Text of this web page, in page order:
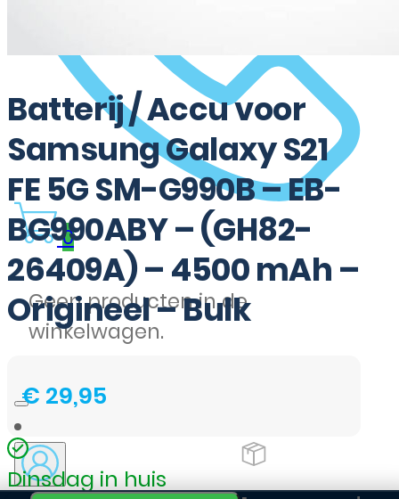
0
Geen producten in de
winkelwagen.
Batterij / Accu voor
Samsung Galaxy S21
FE 5G SM-G990B – EB-
BG990ABY – (GH82-
26409A) – 4500 mAh –
Origineel – Bulk
€ 29,95
Dinsdag in huis